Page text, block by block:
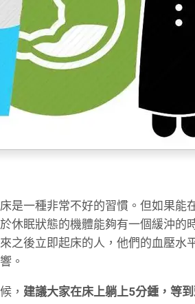
是一種非常不好的習慣。但如果能
休眠狀態的機體能夠有一個緩沖的
之後立即起床的人，他們的血壓水
。
， 建議大家在床上躺上5分鍾，等